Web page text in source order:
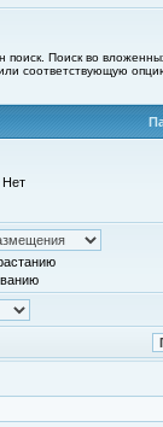
Поиск во
соответствующую
Нет